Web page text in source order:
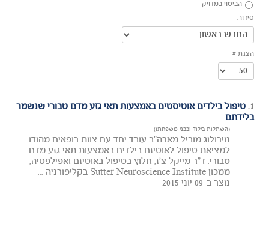
הביטוי במדויק
סידור:
הצגת #
1. טיפול בילדים אוטיסטים באמצעות תאי גזע מדם טבורי שנשמר
בלידתם
(השתלות בילוד ובבני משפחתו)
נוירולוג מוביל מארה"ב עובד יחד עם צוות רופאים מהודו
למציאת טיפול לאוטיזם בילדים באמצעות תאי גזע מדם
טבורי. ד"ר מייקל צ'ז, חלוץ בטיפול באוטיזם ואפילפסיה,
ממכון Sutter Neuroscience Institute בקליפורניה ...
נוצר ב-09 יוני 2015